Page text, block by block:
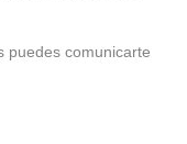
puedes comunicarte